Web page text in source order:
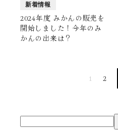
新着情報
2024年度 みかんの販売を
開始しました！今年のみ
かんの出来は？
1 2